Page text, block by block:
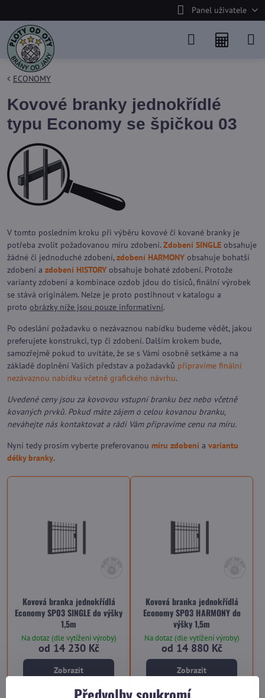
Panel uživatele
ECONOMY
Kovové branky jednokřídlé
typu Economy se špičkou 03
V tomto posledním kroku při výběru kovové či kované branky je
potřeba zvolit požadovanou míru zdobení. Zdobení SINGLE obsahuje
žádné či jednoduché zdobení,zdobení HARMONY obsahuje bohatší
zdobení a zdobení HISTORY obsahuje bohaté zdobení. Protože
varianty zdobení a kombinace ozdob jdou do tisíců, finální výrobek
se stává originálem. Nelze je proto postihnout v katalogu a
proto obrázky níže jsou pouze informativní.
Po odeslání požadavku o nezávaznou nabídku budeme vědět, jakou
preferujete konstrukci, typ či zdobení. Dalším krokem bude,
samozřejmě pokud to uvítáte, že se s Vámi osobně setkáme a na
základě doplnění Vašich představ a požadavků připravíme finální
nezávaznou nabídku včetně grafického návrhu.
Uvedené ceny jsou za kovovou vstupní branku bez nebo včetně
kovaných prvků. Pokud máte zájem o celou kovanou branku,
neváhejte nás kontaktovat a rádi Vám připravíme cenu na míru.
Nyní tedy prosím vyberte preferovanou míru zdobení a variantu
délky branky.
Kovová branka jednokřídlá
Economy SP03 SINGLE do výšky
1,5m
Na dotaz (dle vytížení výroby)
od 14 230 Kč
Zobrazit
Kovová branka jednokřídlá
Economy SP03 HARMONY do
výšky 1,5m
Na dotaz (dle vytížení výroby)
od 14 880 Kč
Zobrazit